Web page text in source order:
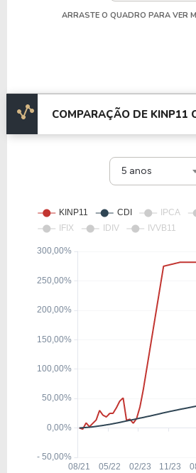
ARRASTE O QUADRO PARA VER
COMPARAÇÃO DE KINP11
5 anos